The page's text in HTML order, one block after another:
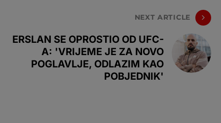
NEXT ARTICLE
ERSLAN SE OPROSTIO OD UFC-
A: 'VRIJEME JE ZA NOVO
POGLAVLJE, ODLAZIM KAO
POBJEDNIK'